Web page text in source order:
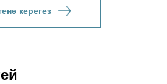
керегез